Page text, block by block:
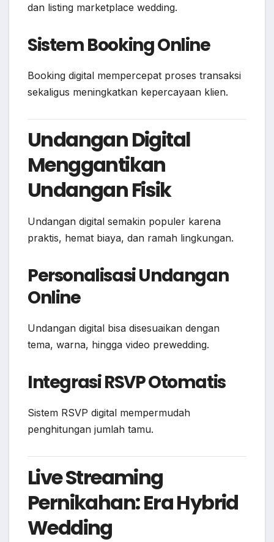
dan listing marketplace wedding.
Sistem Booking Online
Booking digital mempercepat proses transaksi
sekaligus meningkatkan kepercayaan klien.
Undangan Digital
Menggantikan
Undangan Fisik
Undangan digital semakin populer karena
praktis, hemat biaya, dan ramah lingkungan.
Personalisasi Undangan
Online
Undangan digital bisa disesuaikan dengan
tema, warna, hingga video prewedding.
Integrasi RSVP Otomatis
Sistem RSVP digital mempermudah
penghitungan jumlah tamu.
Live Streaming
Pernikahan: Era Hybrid
Wedding